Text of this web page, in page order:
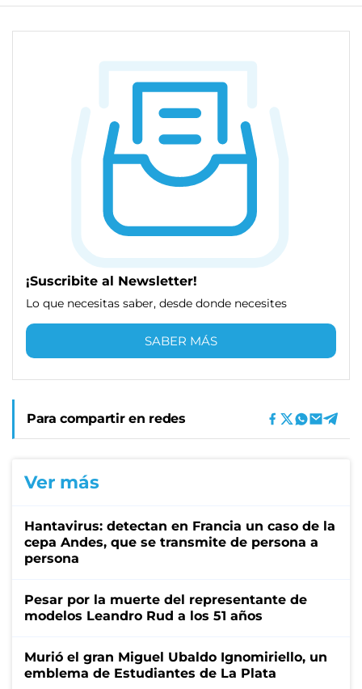
¡Suscribite al Newsletter!
Lo que necesitas saber, desde donde necesites
SABER MÁS
Para compartir en redes
Ver más
Hantavirus: detectan en Francia un caso de la
cepa Andes, que se transmite de persona a
persona
Pesar por la muerte del representante de
modelos Leandro Rud a los 51 años
Murió el gran Miguel Ubaldo Ignomiriello, un
emblema de Estudiantes de La Plata